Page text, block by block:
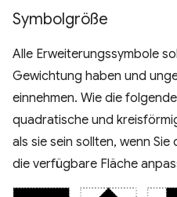
Symbolgröße
Alle Erweiterungssymbole
Gewichtung haben und
einnehmen. Wie die
quadratische und
als sie sein sollten, wenn
die verfügbare Fläche